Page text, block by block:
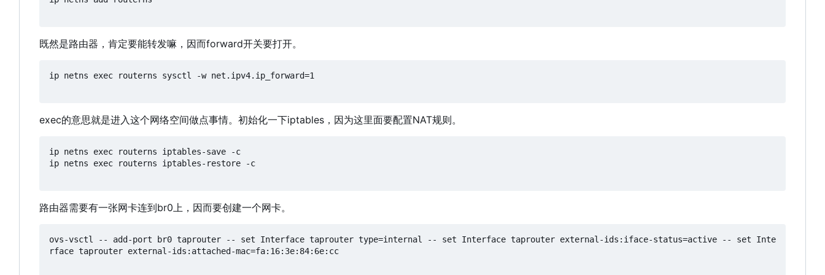
既然是路由器 ， 肯定要能转发嘛 ， 因而forward开关要打开。
ip netns exec routerns sysctl -w net.ipv4.ip_forward=1
exec的意思就是进入这个网络空间做点事情。初始化一下iptables ， 因为这里面要配置NAT规则。
ip netns exec routerns iptables-save -c
ip netns exec routerns iptables-restore -c
路由器需要有一张网卡连到br0上 ， 因而要创建一个网卡。
ovs-vsctl -- add-port br0 taprouter -- set Interface taprouter type=internal -- set Interface taprouter external-ids:iface-status=active -- set Inte
rface taprouter external-ids:attached-mac=fa:16:3e:84:6e:cc